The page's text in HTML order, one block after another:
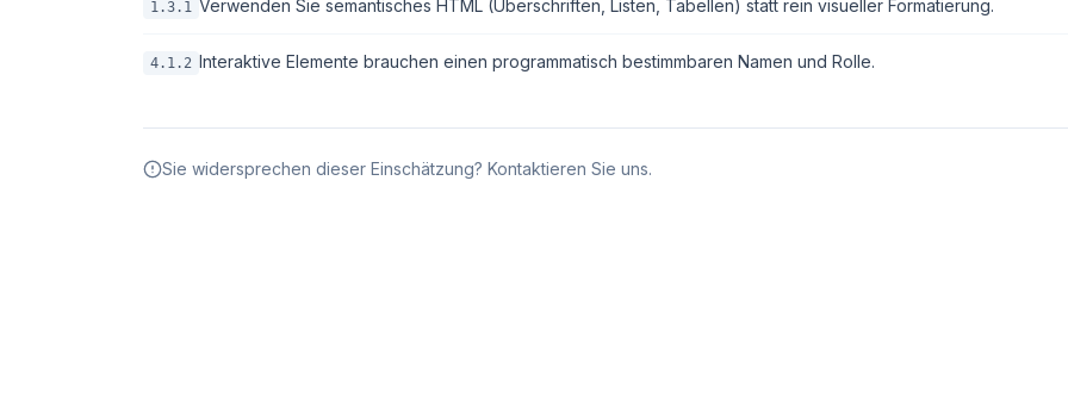
1.3.1 Verwenden Sie semantisches HTML (Überschriften, Listen, Tabellen) statt rein visueller Formatierung.
4.1.2 Interaktive Elemente brauchen einen programmatisch bestimmbaren Namen und Rolle.
Sie widersprechen dieser Einschätzung? Kontaktieren Sie uns.